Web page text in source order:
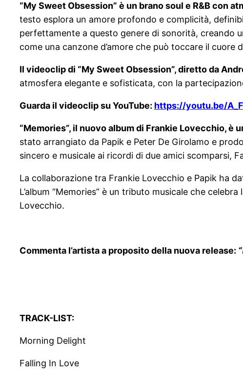
“My Sweet Obsession” è un brano soul e R&B con
testo esplora un amore profondo e complicità,
perfettamente a questo genere di sonorità, creando
come una canzone d’amore che può toccare il cuore
Il videoclip di “My Sweet Obsession”, diretto da
atmosfera elegante e sofisticata, con la
Guarda il videoclip su YouTube: https://youtu.be/
“Memories”, il nuovo album di Frankie Lovecchio,
stato arrangiato da Papik e Peter De Girolamo e
sincero e musicale ai ricordi di due amici scomparsi,
La collaborazione tra Frankie Lovecchio e Papik ha
L’album “Memories” è un tributo musicale che
Lovecchio.
Commenta l’artista a proposito della nuova release: “
TRACK-LIST:
Morning Delight
Falling In Love